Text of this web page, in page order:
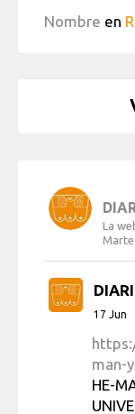
Nombre en
La
Marte
17 Jun
man-
HE-